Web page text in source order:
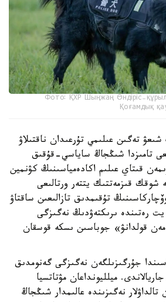
Фото: ҚХР Шыңжаң Өндіріс-
Қоғамдық
تەگىن عىلىمي تۇرعىدان ناقتىلاۋ
2025 -جىلعى تامىزدا شىڭجاڭ ساياسي-قۇقىق
قىتاي عىلىم اكادەمياسىنىڭ كۋنمين
شوقك قىزمەتتىك يتتەر ورتالىعى
تۇقىمدىق تازالىعىن ساقتاۋ
يت رەتىندە ىرىكتەۋدىڭ نەگىزگى
مەن قولدانۋ» جوباسىن ىسكە قوسقان
جۇرگىزىلگەن نەگىزگى گەنومدىق
ميلليونداعان مۋتاتسيا
نەگىزىندە عالىمدار شىڭجاڭ